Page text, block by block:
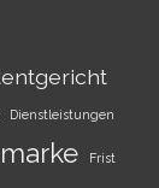
Dienstleistungen
Frist